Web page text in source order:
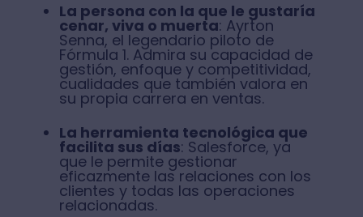
La persona con la que le gustaría
cenar, viva o muerta: Ayrton
Senna, el legendario piloto de
Fórmula 1. Admira su capacidad de
gestión, enfoque y competitividad,
cualidades que también valora en
su propia carrera en ventas.
La herramienta tecnológica que
facilita sus días: Salesforce, ya
que le permite gestionar
eficazmente las relaciones con los
clientes y todas las operaciones
relacionadas.